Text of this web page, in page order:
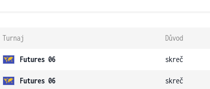
Turnaj Důvod
Futures 06 skreč
Futures 06 skreč